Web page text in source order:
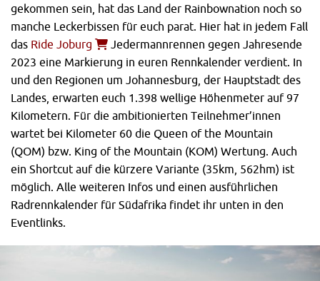
gekommen sein, hat das Land der Rainbownation noch so
manche Leckerbissen für euch parat. Hier hat in jedem Fall
das Ride Joburg
Jedermannrennen gegen Jahresende
2023 eine Markierung in euren Rennkalender verdient. In
und den Regionen um Johannesburg, der Hauptstadt des
Landes, erwarten euch 1.398 wellige Höhenmeter auf 97
Kilometern. Für die ambitionierten Teilnehmer’innen
wartet bei Kilometer 60 die Queen of the Mountain
(QOM) bzw. King of the Mountain (KOM) Wertung. Auch
ein Shortcut auf die kürzere Variante (35km, 562hm) ist
möglich. Alle weiteren Infos und einen ausführlichen
Radrennkalender für Südafrika findet ihr unten in den
Eventlinks.